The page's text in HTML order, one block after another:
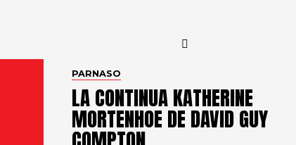
PARNASO
LA CONTINUA KATHERINE
MORTENHOE DE DAVID GUY